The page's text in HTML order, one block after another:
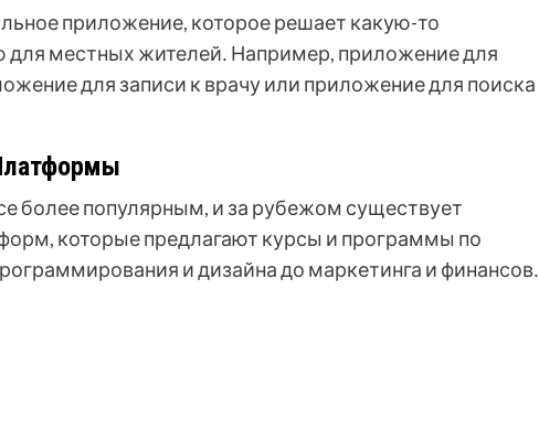
приложение, которое решает какую-то
местных жителей․ Например, приложение для
для записи к врачу или приложение для поиска
более популярным, и за рубежом существует
которые предлагают курсы и программы по
и дизайна до маркетинга и финансов․